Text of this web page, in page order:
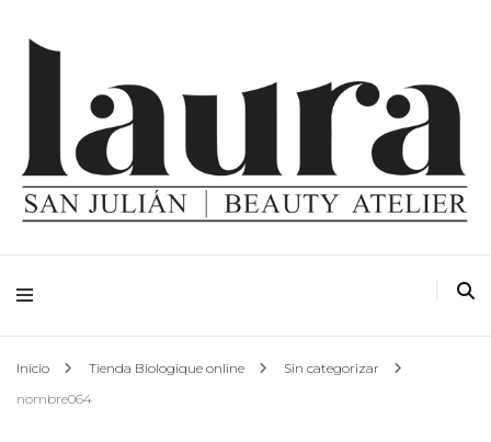
Inicio Tienda Biologique online
Sin categorizar
nombre064